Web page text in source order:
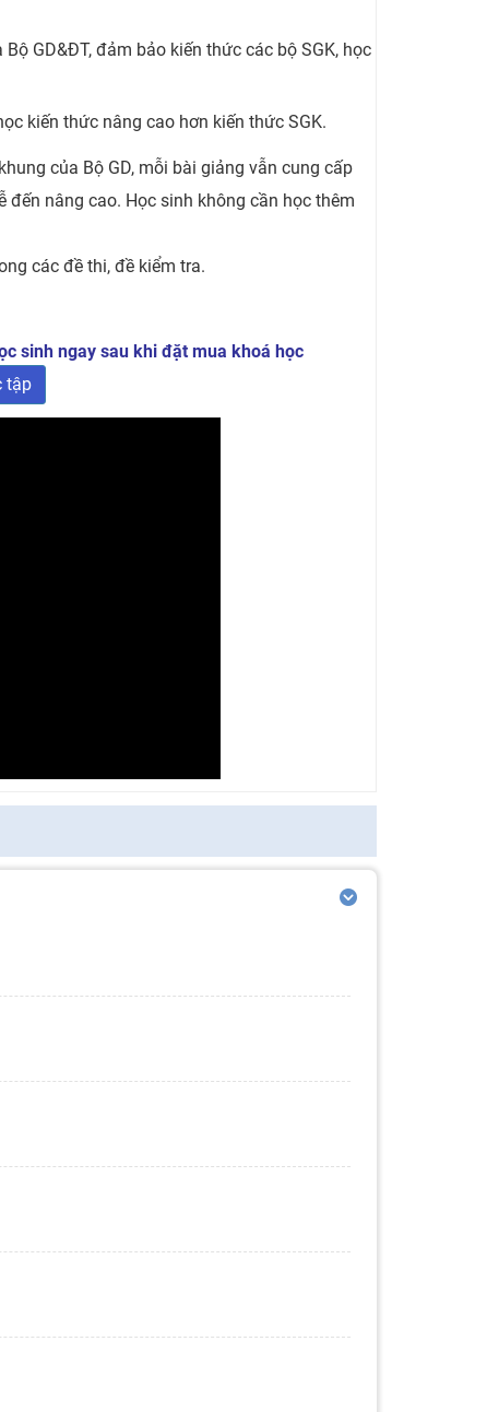
GD&ĐT, đảm bảo kiến thức các bộ SGK, học
kiến thức nâng cao hơn kiến thức SGK.
của Bộ GD, mỗi bài giảng vẫn cung cấp
nâng cao. Học sinh không cần học thêm
các đề thi, đề kiểm tra.
sinh ngay sau khi đặt mua khoá học
tập